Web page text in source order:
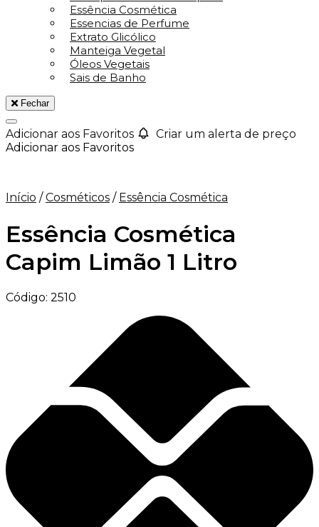
Essência Cosmética
Essencias de Perfume
Extrato Glicólico
Manteiga Vegetal
Óleos Vegetais
Sais de Banho
Fechar
Adicionar aos Favoritos
Criar um alerta de preço
Adicionar aos Favoritos
Início / Cosméticos / Essência Cosmética
Essência Cosmética
Capim Limão 1 Litro
Código: 2510